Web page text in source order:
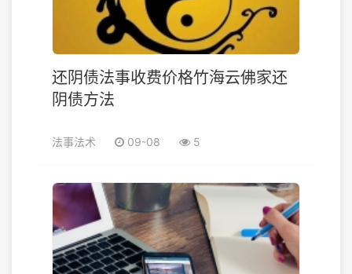
还阴债法事收费价格竹海云佛家还
阴债方法
法事法术 09-08 5